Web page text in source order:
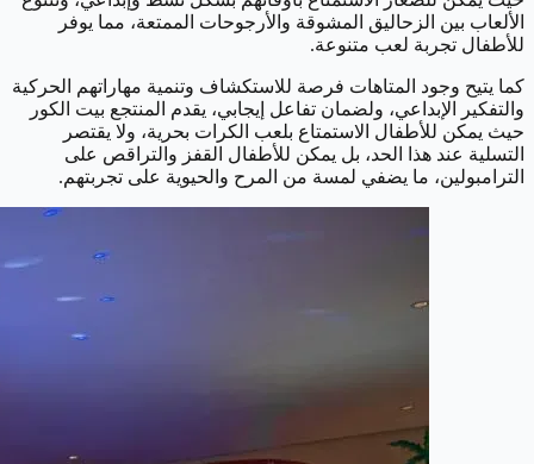
الألعاب بين الزحاليق المشوقة والأرجوحات الممتعة، مما يوفر
للأطفال تجربة لعب متنوعة.
كما يتيح وجود المتاهات فرصة للاستكشاف وتنمية مهاراتهم الحركية
والتفكير الإبداعي، ولضمان تفاعل إيجابي، يقدم المنتجع بيت الكور
حيث يمكن للأطفال الاستمتاع بلعب الكرات بحرية، ولا يقتصر
التسلية عند هذا الحد، بل يمكن للأطفال القفز والتراقص على
الترامبولين، ما يضفي لمسة من المرح والحيوية على تجربتهم.